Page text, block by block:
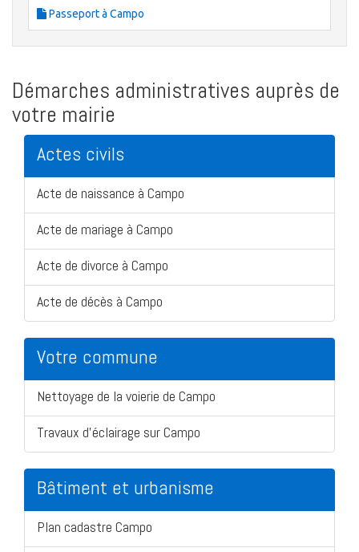
Passeport à Campo
Démarches administratives auprès de
votre mairie
Actes civils
Acte de naissance à Campo
Acte de mariage à Campo
Acte de divorce à Campo
Acte de décès à Campo
Votre commune
Nettoyage de la voierie de Campo
Travaux d'éclairage sur Campo
Bâtiment et urbanisme
Plan cadastre Campo